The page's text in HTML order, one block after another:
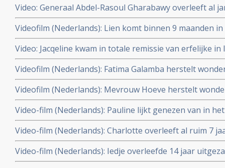
Video: Generaal Abdel-Rasoul Gharabawy overleeft al
van levercirrose veroorzaakt door hepatitus C met
en hyperthermie en krijgt goede kwaliteit van leven
Videofilm (Nederlands): Lien komt binnen 9 maanden
lever uitgezaaide hormoongevoelige borstkanker
celtherapie en hyperthermie en Houtsmullerdieet.
Video: Jacqeline kwam in totale remissie van erfelijke
uitgezaaide borstkanker door combinatie van
hyperthermie maar in lever zijn nu weer nieuwe
Videofilm (Nederlands): Fatima Galamba herstelt
recidief en in de botten uitgezaaide borstkanker
celtherapie en hyperthermie en femara plus Zometa.
Videofilm (Nederlands): Mevrouw Hoeve herstelt
uitgezaaide borstkanker (graad IV) met dendritische
femara plus Zometa. Bekijk hier haar ontroerende
Video-film (Nederlands): Pauline lijkt genezen van in
borstkanker (graad IV) met een levensverwachting van
door een combinatie behandeling van hyperthermie en
Video-film (Nederlands): Charlotte overleeft al ruim 7
borstkanker stadium IIIB met naast chemo
hyperthermie en dendritische celtherapie en Herceptin.
Video-film (Nederlands): Iedje overleefde 14 jaar
bewuste keuze voor een niet toxische aanpak